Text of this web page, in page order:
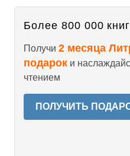
Более 800 000
Получи 2 месяца
подарок и
чтением
ПОЛУЧИТЬ